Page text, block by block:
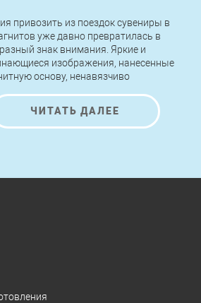
привозить из поездок сувениры в
уже давно превратилась в
знак внимания. Яркие и
изображения, нанесенные
основу, ненавязчиво
информацией и полюбоваться на
рисунки.
ЧИТАТЬ ДАЛЕЕ